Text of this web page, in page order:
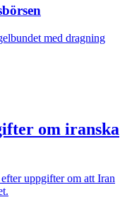
med dragning
om iranska
uppgifter om att Iran